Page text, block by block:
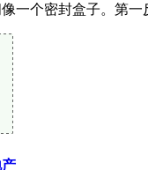
一个密封盒子。第一